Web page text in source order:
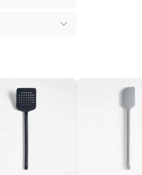
y algunas
albañilería.
muebles,